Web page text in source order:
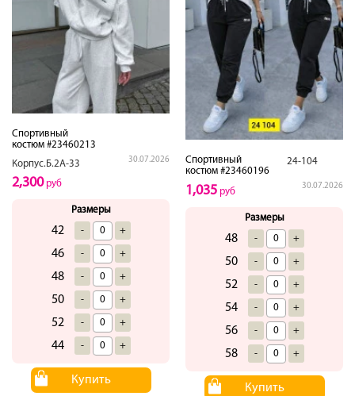
Спортивный
костюм #23460213
Корпус.Б.2А-33
30.07.2026
2,300руб
Размеры
42 - +
46 - +
48 - +
50 - +
52 - +
44 - +
Купить
Спортивный
костюм #23460196
24-104
30.07.2026
1,035 руб
Размеры
48 - +
50 - +
52 - +
54 - +
56 - +
58 - +
Купить